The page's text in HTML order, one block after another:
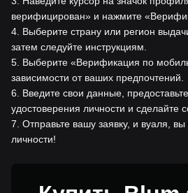
верифицирован» и нажмите
4 Выберите страну или регион
затем следуйте инструкциям.
5 Выберите «Верификация по
зависимости от ваших предпочтений.
6
Введите свои данные,
удостоверения личности и сделайте
7 Отправьте вашу заявку, и вуаля,
личности!